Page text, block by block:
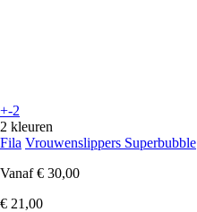
+-2
2 kleuren
Fila Vrouwenslippers Superbubble
Vanaf € 30,00
€ 21,00